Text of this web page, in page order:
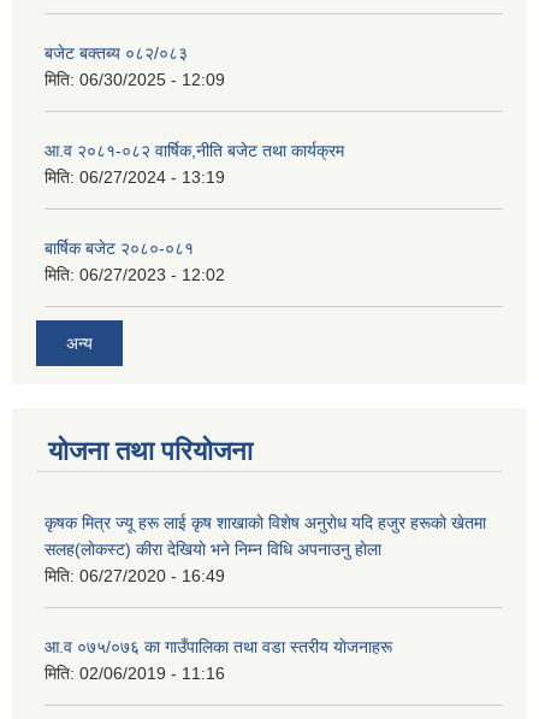
बजेट बक्तब्य ०८२/०८३
मिति: 06/30/2025 - 12:09
आ.व २०८१-०८२ वार्षिक,नीति बजेट तथा कार्यक्रम
मिति: 06/27/2024 - 13:19
बार्षिक बजेट २०८०-०८१
मिति: 06/27/2023 - 12:02
अन्य
योजना तथा परियोजना
कृषक मित्र ज्यू हरू लाई कृष शाखाकाे विशेष अनुराेध यदि हजुर हरूकाे खेतमा
सलह(लाेकस्ट) कीरा देखियाे भने निम्न विधि अपनाउनु हाेला
मिति: 06/27/2020 - 16:49
आ‍.व ०७५/०७६ का गाउँपालिका तथा वडा स्तरीय याेजनाहरू
मिति: 02/06/2019 - 11:16